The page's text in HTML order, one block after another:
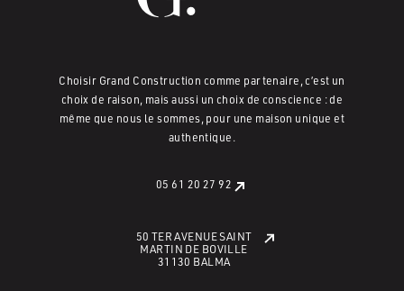
Choisir Grand Construction comme partenaire, c’est un
choix de raison, mais aussi un choix de conscience : de
même que nous le sommes, pour une maison unique et
authentique.
05 61 20 27 92
50 TER AVENUE SAINT
MARTIN DE BOVILLE
31130 BALMA